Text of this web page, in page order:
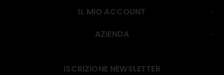
IL MIO ACCOUNT
AZIENDA
ISCRIZIONE NEWSLETTER